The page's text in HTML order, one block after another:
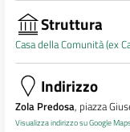
Struttura
Casa della Comunità (ex
Indirizzo
Zola Predosa, piazza
Visualizza indirizzo su Google